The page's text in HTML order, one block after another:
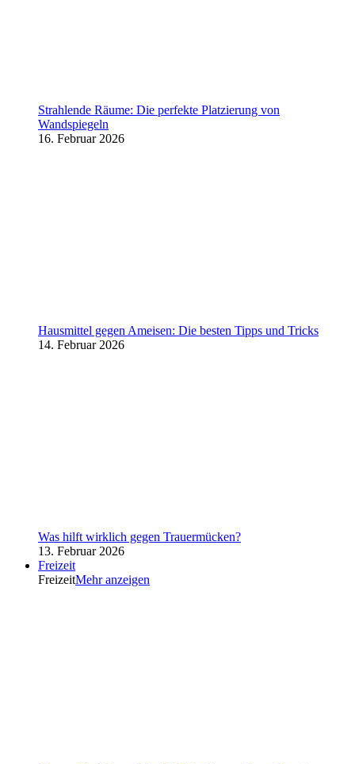
Strahlende Räume: Die perfekte Platzierung von
Wandspiegeln
16. Februar 2026
Hausmittel gegen Ameisen: Die besten Tipps und Tricks
14. Februar 2026
Was hilft wirklich gegen Trauermücken?
13. Februar 2026
Freizeit
FreizeitMehr anzeigen